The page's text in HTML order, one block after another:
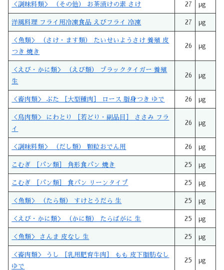
＜調味料類＞ （その他） お茶漬けの素 さけ 27 μg
洋風料理 フライ用冷凍食品 えびフライ 冷凍 27 μg
＜魚類＞ （さけ・ます類） たいせいようさけ 養殖 皮
つき 焼き
26 μg
＜えび・かに類＞ （えび類） ブラックタイガー 養殖
生
26 μg
＜畜肉類＞ ぶた ［大型種肉］ ロース 脂身つき ゆで 26 μg
＜鳥肉類＞ にわとり ［若どり・副品目］ ささみ フラ
イ
26 μg
＜調味料類＞ （だし類） 顆粒おでん用 26 μg
こむぎ ［パン類］ 角形食パン 焼き 25 μg
こむぎ ［パン類］ 食パン リーンタイプ 25 μg
＜魚類＞ （たら類） すけとうだら 生 25 μg
＜えび・かに類＞ （かに類） たらばがに 生 25 μg
＜魚類＞ さんま 皮なし 生 25 μg
＜畜肉類＞ うし ［乳用肥育牛肉］ もも 皮下脂肪なし
ゆで
25 μg